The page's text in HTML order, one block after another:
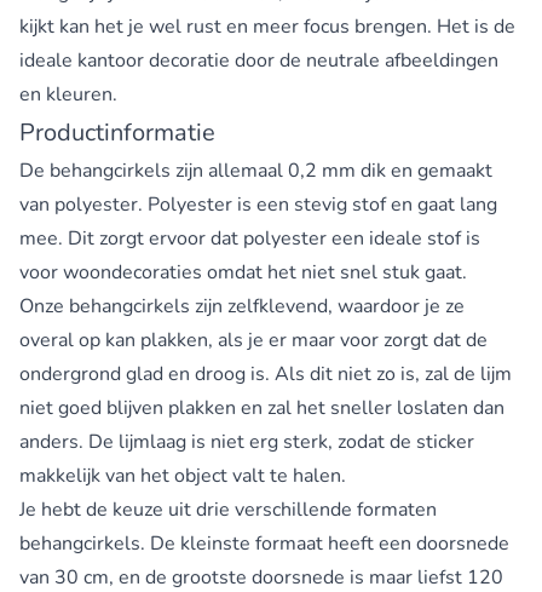
kijkt kan het je wel rust en meer focus brengen. Het is de
ideale kantoor decoratie door de neutrale afbeeldingen
en kleuren.
Productinformatie
De behangcirkels zijn allemaal 0,2 mm dik en gemaakt
van polyester. Polyester is een stevig stof en gaat lang
mee. Dit zorgt ervoor dat polyester een ideale stof is
voor woondecoraties omdat het niet snel stuk gaat.
Onze behangcirkels zijn zelfklevend, waardoor je ze
overal op kan plakken, als je er maar voor zorgt dat de
ondergrond glad en droog is. Als dit niet zo is, zal de lijm
niet goed blijven plakken en zal het sneller loslaten dan
anders. De lijmlaag is niet erg sterk, zodat de sticker
makkelijk van het object valt te halen.
Je hebt de keuze uit drie verschillende formaten
behangcirkels. De kleinste formaat heeft een doorsnede
van 30 cm, en de grootste doorsnede is maar liefst 120